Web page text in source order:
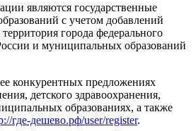
являются государственные
с учетом добавлений
города федерального
и муниципальных образований
конкурентных предложениях
детского здравоохранения,
образованиях, а также
где-дешево.рф/user/register.